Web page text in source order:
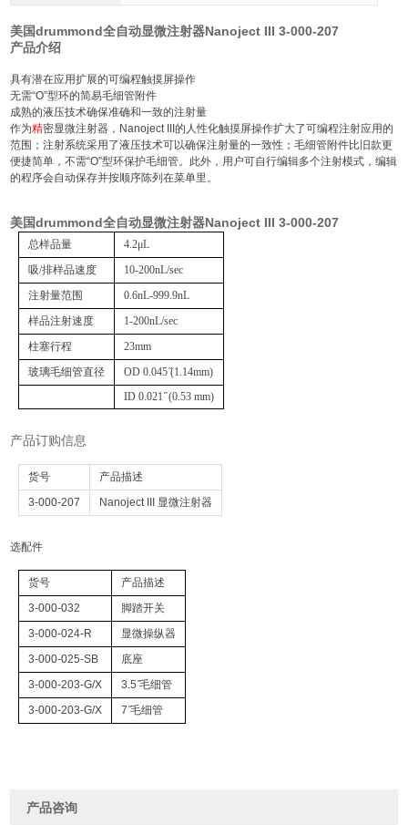
美国drummond全自动显微注射器Nanoject III 3-000-207
产品介绍
具有潜在应用扩展的可编程触摸屏操作
无需“O”型环的简易毛细管附件
成熟的液压技术确保准确和一致的注射量
作为精密显微注射器，Nanoject III的人性化触摸屏操作扩大了可编程注射应用的
范围；注射系统采用了液压技术可以确保注射量的一致性；毛细管附件比旧款更
便捷简单，不需“O”型环保护毛细管。此外，用户可自行编辑多个注射模式，编辑
的程序会自动保存并按顺序陈列在菜单里。
美国drummond全自动显微注射器Nanoject III 3-000-207
总样品量
4.2μL
吸/排样品速度
10-200nL/sec
注射量范围
0.6nL-999.9nL
样品注射速度
1-200nL/sec
柱塞行程
23mm
玻璃毛细管直径
OD 0.045 ̋(1.14mm)
ID 0.021 ̋ (0.53 mm)
产品订购信息
货号
产品描述
3-000-207
Nanoject III 显微注射器
选配件
货号
产品描述
3-000-032
脚踏开关
3-000-024-R
显微操纵器
3-000-025-SB
底座
3-000-203-G/X
3.5 ̋毛细管
3-000-203-G/X
7 ̋毛细管
产品咨询